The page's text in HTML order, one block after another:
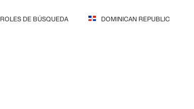
ROLES DE BÚSQUEDA DOMINICAN REPUBLIC